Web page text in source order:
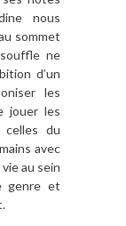
nous
sommet
ne
d’un
les
jouer les
du
avec
au sein
genre et